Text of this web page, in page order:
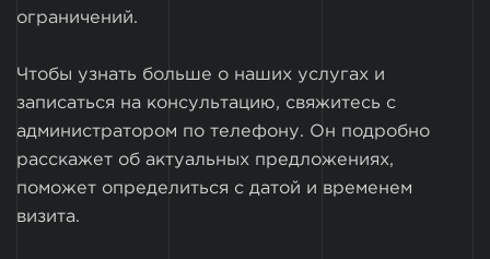
ограничений.
Чтобы узнать больше о наших услугах и
записаться на консультацию, свяжитесь с
администратором по телефону. Он подробно
расскажет об актуальных предложениях,
поможет определиться с датой и временем
визита.